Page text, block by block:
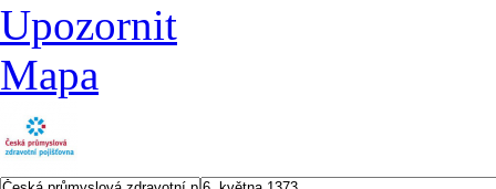
Upozornit
Mapa